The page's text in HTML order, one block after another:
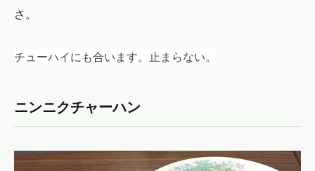
さ。
チューハイにも合います。止まらない。
ニンニクチャーハン